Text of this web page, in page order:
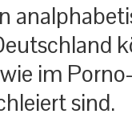
im
sind.